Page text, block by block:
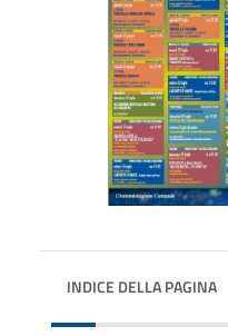
INDICE DELLA PAGINA